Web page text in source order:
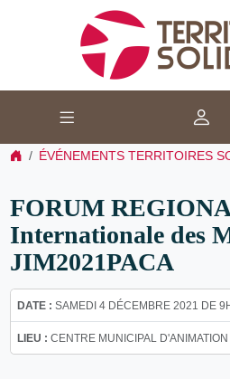
ÉVÉNEMENTS TERRITOIRES
FORUM
Internationale des
JIM2021PACA
DATE : SAMEDI 4 DÉCEMBRE 2021 DE
LIEU : CENTRE MUNICIPAL